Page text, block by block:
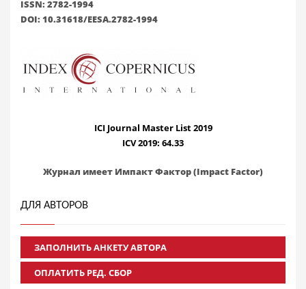
ISSN: 2782-1994
DOI: 10.31618/EESA.2782-1994
ICI Journal Master List 2019
ICV 2019: 64.33
Журнал имеет Импакт Фактор (Impact Factor)
ДЛЯ АВТОРОВ
ЗАПОЛНИТЬ АНКЕТУ АВТОРА
ОПЛАТИТЬ РЕД. СБОР